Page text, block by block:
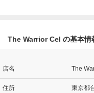
The Warrior Cel の基本情
店名 The
住所 東京都